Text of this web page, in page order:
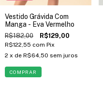
Vestido Grávida Com
Manga - Eva Vermelho
R$182,00 R$129,00
R$122,55 com Pix
2 x de R$64,50 sem juros
COMPRAR